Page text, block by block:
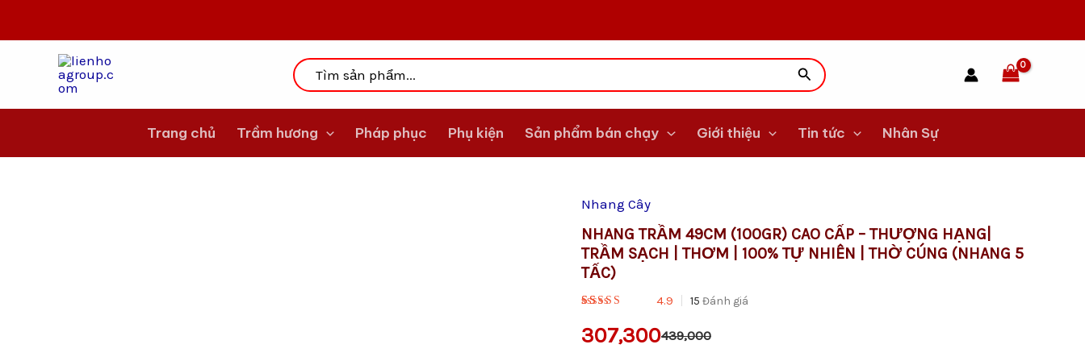
Tìm
kiếm
Trang chủ Trầm hương Pháp phục Phụ kiện Sản phẩm bán chạy Giới thiệu Tin tức Nhân Sự
Nhang Cây
NHANG TRẦM 49CM (100GR) CAO CẤP – THƯỢNG HẠNG|
TRẦM SẠCH | THƠM | 100% TỰ NHIÊN | THỜ CÚNG (NHANG 5
TẤC)
4.9 15 Đánh giá
439,000
Giá
gốc
là:
VND439,000.
307,300
Giá
hiện
tại
là:
VND307,300.
Nhang
49cm
(100gr)
CAO
-
HẠNG|